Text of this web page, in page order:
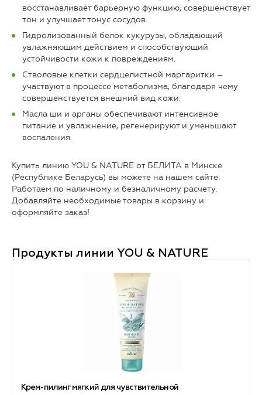
восстанавливает барьерную функцию, совершенствует
тон и улучшает тонус сосудов.
Гидролизованный белок кукурузы, обладающий
увлажняющим действием и способствующий
устойчивости кожи к повреждениям.
Стволовые клетки сердцелистной маргаритки –
участвуют в процессе метаболизма, благодаря чему
совершенствуется внешний вид кожи.
Масла ши и арганы обеспечивают интенсивное
питание и увлажнение, регенерируют и уменьшают
воспаления.
Купить линию YOU & NATURE от БЕЛИТА в Минске
(Республике Беларусь) вы можете на нашем сайте.
Работаем по наличному и безналичному расчету.
Добавляйте необходимые товары в корзину и
оформляйте заказ!
Продукты линии YOU & NATURE
Крем-пилинг мягкий для чувствительной